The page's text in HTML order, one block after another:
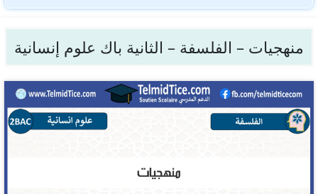
منهجيات – الفلسفة – الثانية باك علوم إنسانية